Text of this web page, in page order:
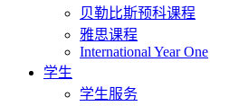
贝勒比斯预科课程
雅思课程
International Year One
学生
学生服务